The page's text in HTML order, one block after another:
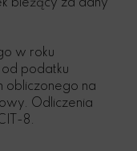
bieżący za dany
w roku
podatku
obliczonego na
Odliczenia
8.